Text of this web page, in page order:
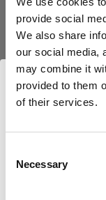
provide social
We also share
our social media,
may combine it
provided to them
of their services.
Selection
Necessary
Nouspensons